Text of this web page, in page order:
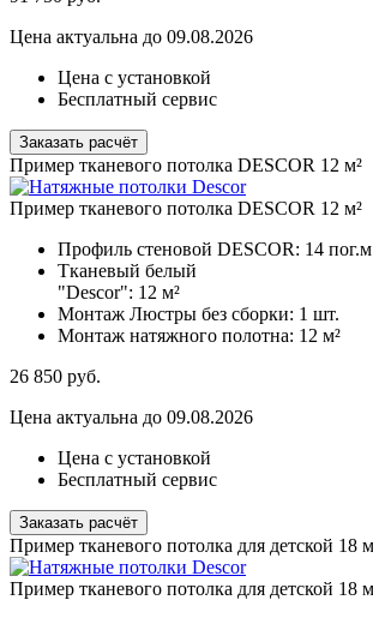
Цена актуальна до 09.08.2026
Цена с установкой
Бесплатный сервис
Заказать расчёт
Пример тканевого потолка DESCOR 12 м²
Пример тканевого потолка DESCOR 12 м²
Профиль стеновой DESCOR: 14 пог.м
Тканевый белый
"Descor": 12 м²
Монтаж Люстры без сборки: 1 шт.
Монтаж натяжного полотна: 12 м²
26 850 руб.
Цена актуальна до 09.08.2026
Цена с установкой
Бесплатный сервис
Заказать расчёт
Пример тканевого потолка для детской 18
Пример тканевого потолка для детской 18